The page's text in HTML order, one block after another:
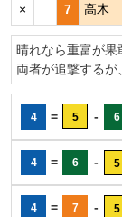
× 7 高木
晴れなら重富が果
両者が追撃するが
4 = 5 - 6
4 = 6 - 5
4 = 7 - 5